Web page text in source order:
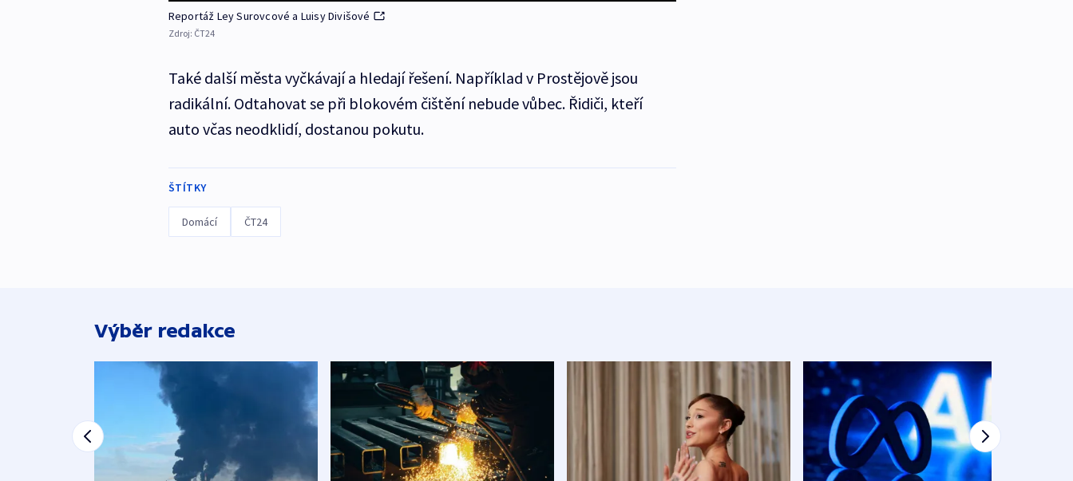
Reportáž Ley Surovcové a Luisy Divišové
Zdroj: ČT24
Také další města vyčkávají a hledají řešení. Například v Prostějově jsou
radikální. Odtahovat se při blokovém čištění nebude vůbec. Řidiči, kteří
auto včas neodklidí, dostanou pokutu.
ŠTÍTKY
Domácí ČT24
Výběr redakce